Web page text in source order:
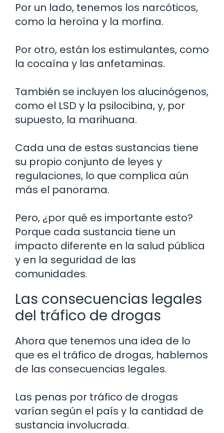
Por un lado, tenemos los narcóticos,
como la heroína y la morfina.
Por otro, están los estimulantes, como
la cocaína y las anfetaminas.
También se incluyen los alucinógenos,
como el LSD y la psilocibina, y, por
supuesto, la marihuana.
Cada una de estas sustancias tiene
su propio conjunto de leyes y
regulaciones, lo que complica aún
más el panorama.
Pero, ¿por qué es importante esto?
Porque cada sustancia tiene un
impacto diferente en la salud pública
y en la seguridad de las
comunidades.
Las consecuencias legales
del tráfico de drogas
Ahora que tenemos una idea de lo
que es el tráfico de drogas, hablemos
de las consecuencias legales.
Las penas por tráfico de drogas
varían según el país y la cantidad de
sustancia involucrada.